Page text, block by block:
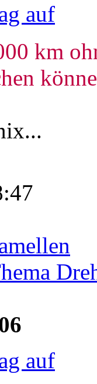
auf
km
auf